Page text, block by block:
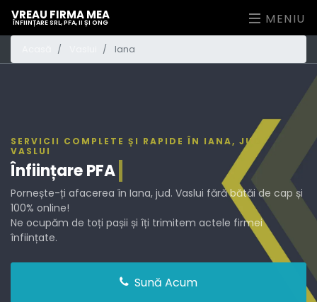
VREAU FIRMA MEA
ÎNFIINȚARE SRL, PFA, II ȘI ONG MENIU
Iana
SERVICII COMPLETE ȘI RAPIDE ÎN IANA, JUD.
VASLUI
ÎnființarePFA
Pornește-ți afacerea în Iana, jud. Vaslui fără bătăi de cap și
100% online!
Ne ocupăm de toți pașii și îți trimitem actele firmei
înființate.
Sună Acum